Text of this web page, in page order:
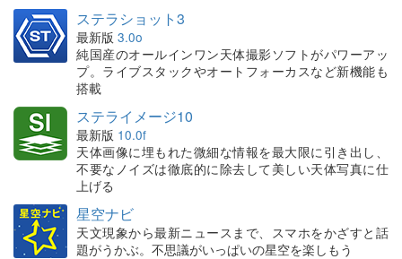
ステラショット3
最新版 3.0o
純国産のオールインワン天体撮影ソフトがパワーアッ
プ。ライブスタックやオートフォーカスなど新機能も
搭載
ステライメージ10
最新版 10.0f
天体画像に埋もれた微細な情報を最大限に引き出し、
不要なノイズは徹底的に除去して美しい天体写真に仕
上げる
星空ナビ
天文現象から最新ニュースまで、スマホをかざすと話
題がうかぶ。不思議がいっぱいの星空を楽しもう